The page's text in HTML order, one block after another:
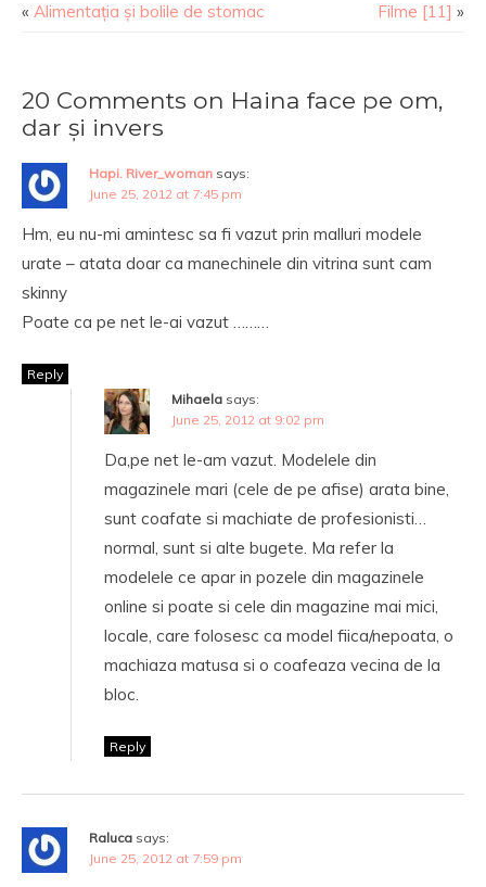
« Alimentația și bolile de stomac Filme [11] »
20 Comments on Haina face pe om,
dar și invers
Hapi. River_woman says:
June 25, 2012 at 7:45 pm
Hm, eu nu-mi amintesc sa fi vazut prin malluri modele
urate – atata doar ca manechinele din vitrina sunt cam
skinny
Poate ca pe net le-ai vazut ………
Reply
Mihaela says:
June 25, 2012 at 9:02 pm
Da,pe net le-am vazut. Modelele din
magazinele mari (cele de pe afise) arata bine,
sunt coafate si machiate de profesionisti…
normal, sunt si alte bugete. Ma refer la
modelele ce apar in pozele din magazinele
online si poate si cele din magazine mai mici,
locale, care folosesc ca model fiica/nepoata, o
machiaza matusa si o coafeaza vecina de la
bloc.
Reply
Raluca says:
June 25, 2012 at 7:59 pm